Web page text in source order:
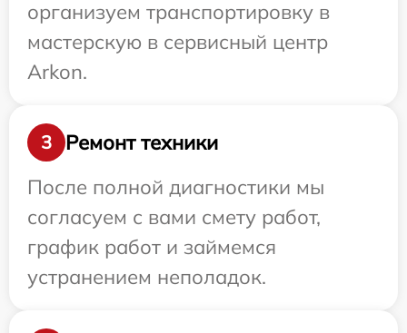
организуем транспортировку в
мастерскую в сервисный центр
Arkon.
3
Ремонт техники
После полной диагностики мы
согласуем с вами смету работ,
график работ и займемся
устранением неполадок.